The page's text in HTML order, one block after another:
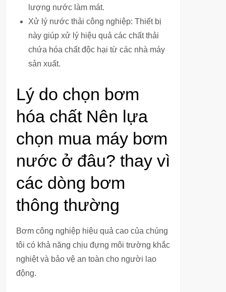
lượng nước làm mát.
Xử lý nước thải công nghiệp: Thiết bị
này giúp xử lý hiệu quả các chất thải
chứa hóa chất độc hại từ các nhà máy
sản xuất.
Lý do chọn bơm
hóa chất Nên lựa
chọn mua máy bơm
nước ở đâu? thay vì
các dòng bơm
thông thường
Bơm công nghiệp hiệu quả cao của chúng
tôi có khả năng chịu đựng môi trường khắc
nghiệt và bảo vệ an toàn cho người lao
động.